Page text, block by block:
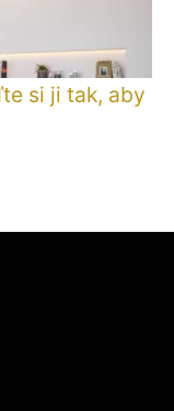
si ji tak, aby